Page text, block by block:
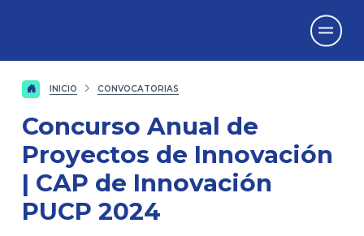
INICIO CONVOCATORIAS
Concurso Anual de
Proyectos de Innovación
| CAP de Innovación
PUCP 2024